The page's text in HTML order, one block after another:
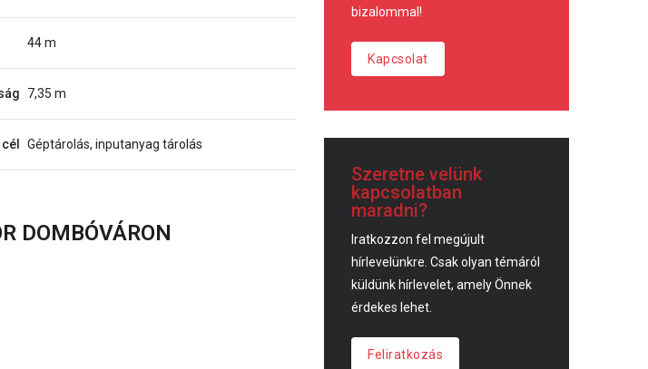
44 m
7,35 m
Géptárolás, inputanyag tárolás
DOMBÓVÁRON
bizalommal!
Kapcsolat
Szeretne velünk
kapcsolatban
maradni?
Iratkozzon fel megújult
hírlevelünkre. Csak olyan témáról
küldünk hírlevelet, amely Önnek
érdekes lehet.
Feliratkozás